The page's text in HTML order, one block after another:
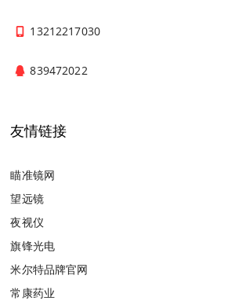
13212217030
839472022
友情链接
瞄准镜网
望远镜
夜视仪
旗锋光电
米尔特品牌官网
常康药业